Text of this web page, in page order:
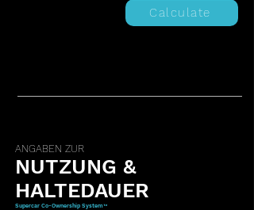
Calculate
ANGABEN ZUR
NUTZUNG &
HALTEDAUER
Supercar Co-Ownership System™